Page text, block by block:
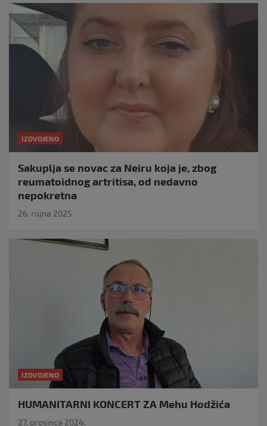
IZDVOJENO
Sakuplja se novac za Neiru koja je, zbog
reumatoidnog artritisa, od nedavno
nepokretna
26. rujna 2025.
IZDVOJENO
HUMANITARNI KONCERT ZA Mehu Hodžića
27. prosinca 2024.